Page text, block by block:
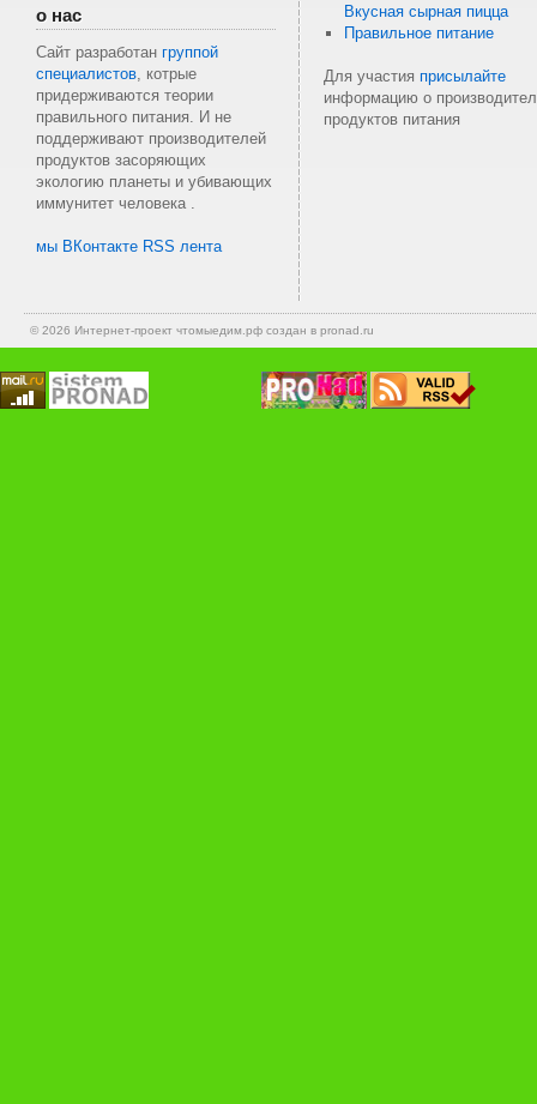
о нас
Сайт разработан группой
специалистов, котрые
придерживаются теории
правильного питания. И не
поддерживают производителей
продуктов засоряющих
экологию планеты и убивающих
иммунитет человека .
мы ВКонтакте RSS лента
Вкусная сырная пицца
Правильное питание
Для участия присылайте
информацию о
продуктов питания
© 2026 Интернет-проект чтомыедим.рф создан в pronad.ru